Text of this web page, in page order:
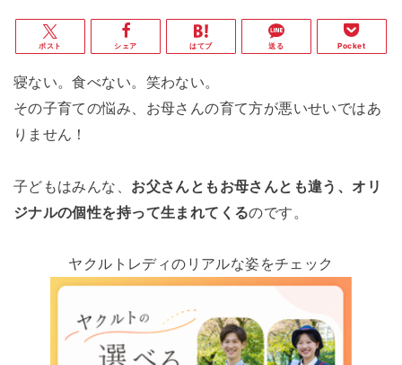
ポスト シェア はてブ 送る Pocket
寝ない。食べない。笑わない。
その子育ての悩み、お母さんの育て方が悪いせいではあ
りません！
子どもはみんな、 お父さんともお母さんとも違う、オリ
ジナルの個性を持って生まれてくるのです。
ヤクルトレディのリアルな姿をチェック